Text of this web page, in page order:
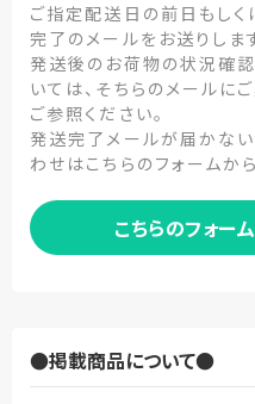
ご指定配送日の前日もし
完了のメールをお送りしま
発送後のお荷物の状況確
いては、そちらのメールに
ご参照ください。
発送完了メールが届かな
わせはこちらのフォームか
こちらのフォー
●掲載商品について●